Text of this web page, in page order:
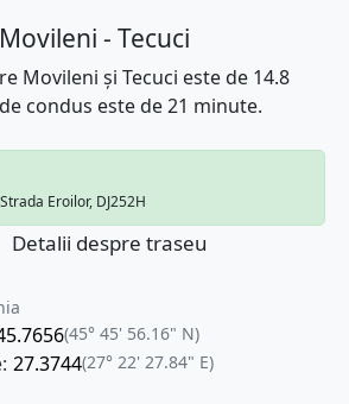
- Tecuci
Movileni și Tecuci este de 14.8
condus este de 21 minute.
Eroilor, DJ252H
Detalii despre traseu
(45° 45' 56.16" N)
27.3744(27° 22' 27.84" E)